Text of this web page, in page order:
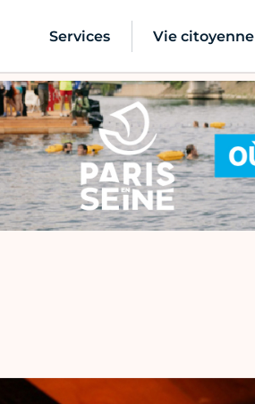
Services Vie citoyenne